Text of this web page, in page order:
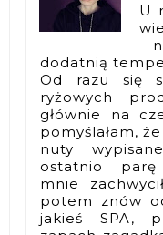
U
-
dodatnią
Od razu się
ryżowych
głównie na
pomyślałam,
nuty
ostatnio parę
mnie
potem znów
jakieś SPA,